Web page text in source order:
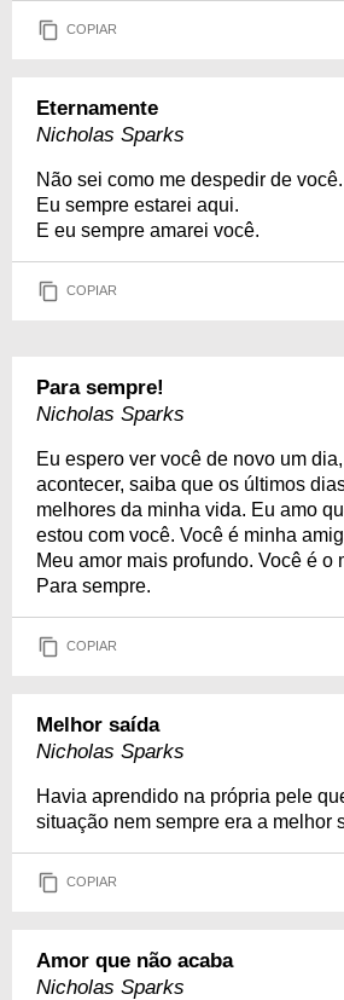
COPIAR
Eternamente
Nicholas Sparks
Não sei como me despedir de você.
Eu sempre estarei aqui.
E eu sempre amarei você.
COPIAR
Para sempre!
Nicholas Sparks
Eu espero ver você de novo um
acontecer, saiba que os últimos
melhores da minha vida. Eu amo
estou com você. Você é minha
Meu amor mais profundo. Você é o
Para sempre.
COPIAR
Melhor saída
Nicholas Sparks
Havia aprendido na própria pele
situação nem sempre era a melhor
COPIAR
Amor que não acaba
Nicholas Sparks